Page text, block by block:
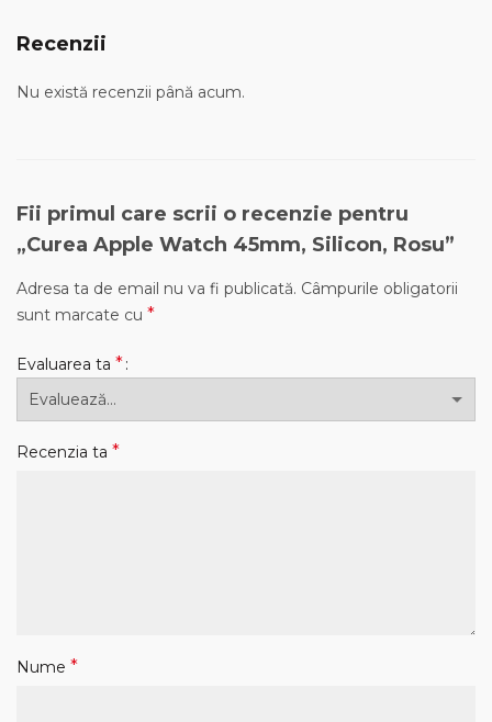
Recenzii
Nu există recenzii până acum.
Fii primul care scrii o recenzie pentru
„Curea Apple Watch 45mm, Silicon, Rosu”
Adresa ta de email nu va fi publicată. Câmpurile obligatorii
sunt marcate cu *
Evaluarea ta *
Recenzia ta *
Nume *